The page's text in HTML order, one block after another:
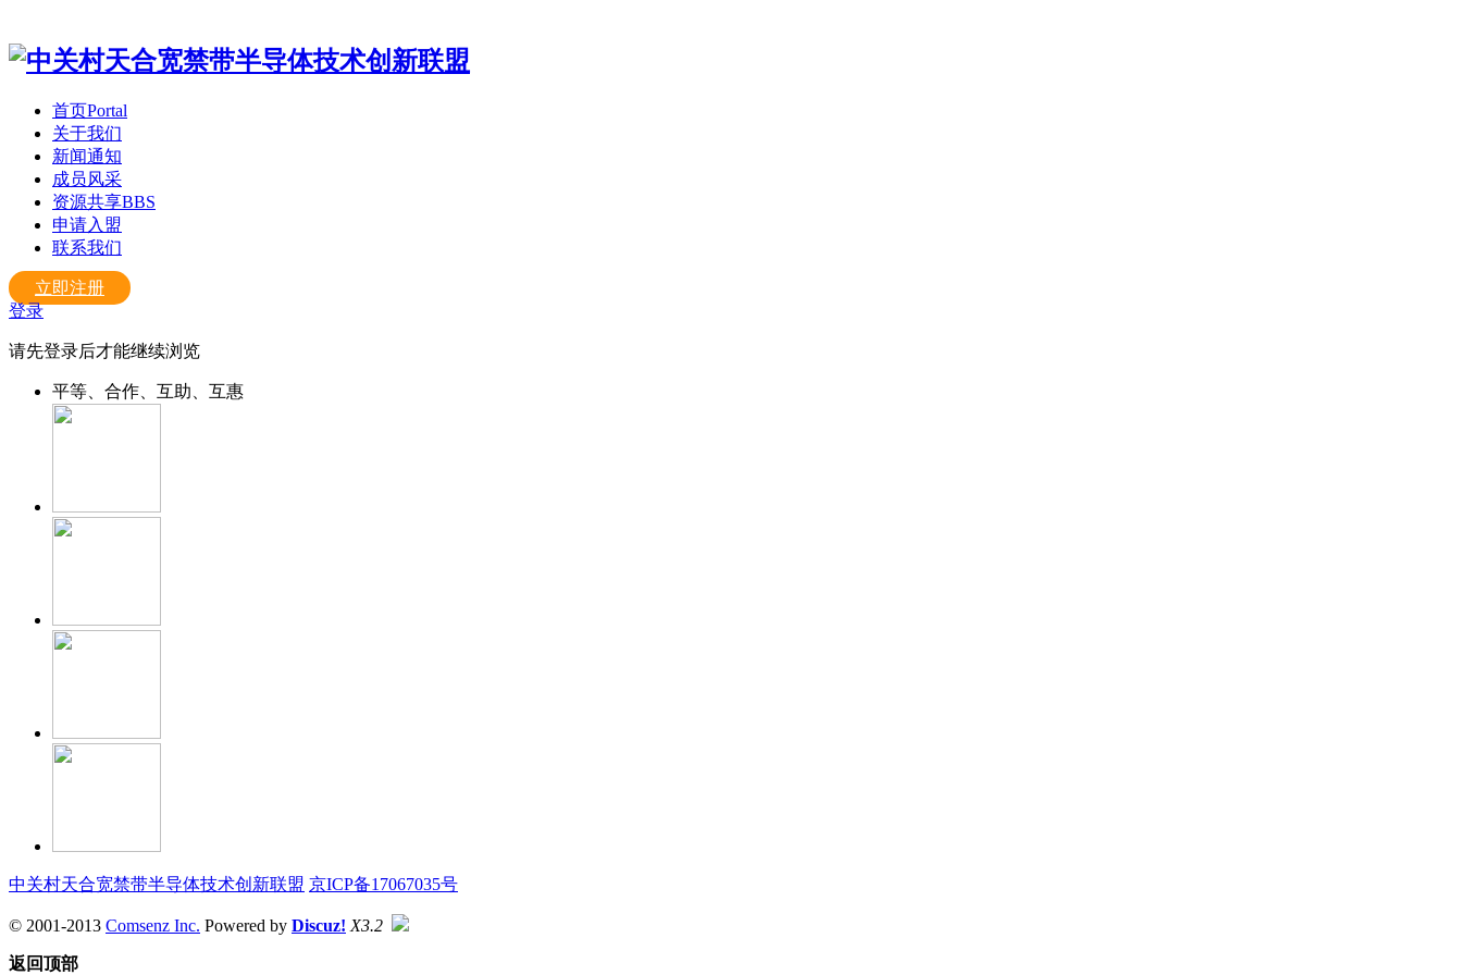
首页Portal
关于我们
新闻通知
成员风采
资源共享BBS
申请入盟
联系我们
立即注册
登录
请先登录后才能继续浏览
平等、合作、互助、互惠
中关村天合宽禁带半导体技术创新联盟 京ICP备17067035号
© 2001-2013 Comsenz Inc. Powered by Discuz! X3.2
返回顶部